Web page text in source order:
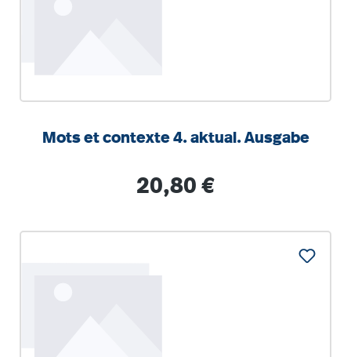
Mots et contexte 4. aktual. Ausgabe
Regulärer Preis:
20,80 €